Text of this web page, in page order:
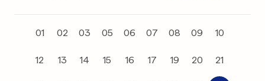
01 02 03 05 06 07 08 09 10
12 13 14 15 16 17 19 20 21